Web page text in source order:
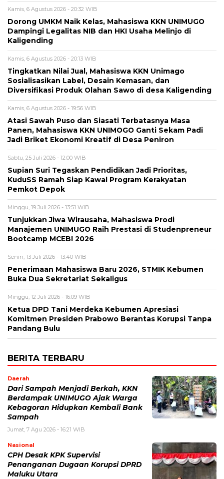
Kamis, 6 Agustus 2026 - 20:32 WIB
Dorong UMKM Naik Kelas, Mahasiswa KKN UNIMUGO
Dampingi Legalitas NIB dan HKI Usaha Melinjo di
Kaligending
Kamis, 6 Agustus 2026 - 20:13 WIB
Tingkatkan Nilai Jual, Mahasiswa KKN Unimago
Sosialisasikan Label, Desain Kemasan, dan
Diversifikasi Produk Olahan Sawo di desa Kaligending
Kamis, 6 Agustus 2026 - 19:56 WIB
Atasi Sawah Puso dan Siasati Terbatasnya Masa
Panen, Mahasiswa KKN UNIMOGO Ganti Sekam Padi
Jadi Briket Ekonomi Kreatif di Desa Peniron
Sabtu, 25 Juli 2026 - 12:00 WIB
Supian Suri Tegaskan Pendidikan Jadi Prioritas,
KuduSS Ramah Siap Kawal Program Kerakyatan
Pemkot Depok
Minggu, 19 Juli 2026 - 13:51 WIB
Tunjukkan Jiwa Wirausaha, Mahasiswa Prodi
Manajemen UNIMUGO Raih Prestasi di Studenpreneur
Bootcamp MCEBI 2026
Senin, 13 Juli 2026 - 13:40 WIB
Penerimaan Mahasiswa Baru 2026, STMIK Kebumen
Buka Dua Sekretariat Sekaligus
Minggu, 12 Juli 2026 - 16:09 WIB
Ketua DPD Tani Merdeka Kebumen Apresiasi
Komitmen Presiden Prabowo Berantas Korupsi Tanpa
Pandang Bulu
BERITA TERBARU
Daerah
Dari Sampah Menjadi Berkah, KKN
Berdampak UNIMUGO Ajak Warga
Kebagoran Hidupkan Kembali Bank
Sampah
Jumat, 7 Agu 2026 - 16:21 WIB
Nasional
CPH Desak KPK Supervisi
Penanganan Dugaan Korupsi DPRD
Maluku Utara